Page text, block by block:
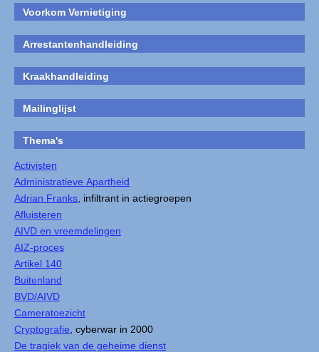
Voorkom Vernietiging
Arrestantenhandleiding
Kraakhandleiding
Mailinglijst
Thema's
Activisten
Administratieve Apartheid
Adrian Franks , infiltrant in actiegroepen
Afluisteren
AIVD en vreemdelingen
AIZ-proces
Artikel 140
Buitenland
BVD/AIVD
Cameratoezicht
Cryptografie , cyberwar in 2000
De tragiek van de geheime dienst